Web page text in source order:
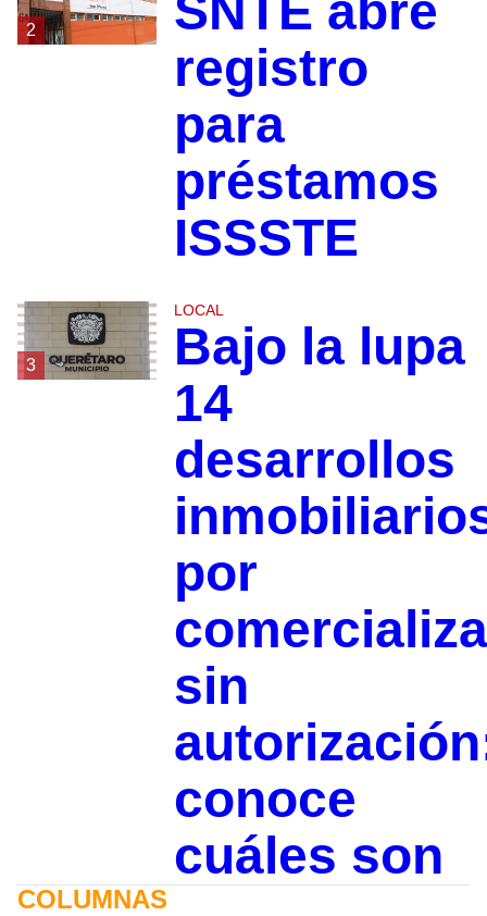
2
SNTE abre
registro
para
préstamos
ISSSTE
3
LOCAL
Bajo la lupa
14
desarrollos
por
sin
conoce
cuáles son
COLUMNAS